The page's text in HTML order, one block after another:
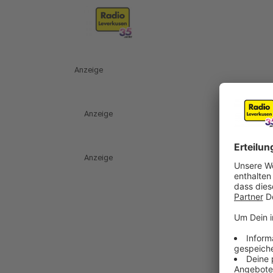
Anzeige
Anzeige
Anzeige